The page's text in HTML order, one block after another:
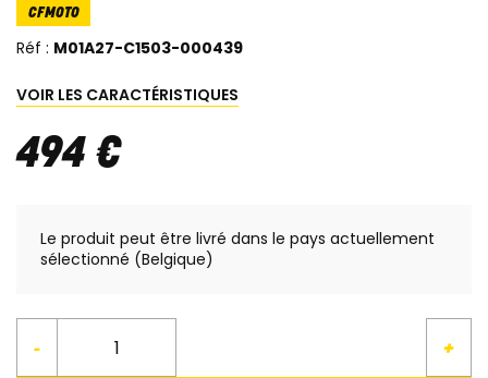
CFMOTO
Réf : M01A27-C1503-000439
VOIR LES CARACTÉRISTIQUES
494 €
Le produit peut être livré dans le pays actuellement
sélectionné (Belgique)
- +